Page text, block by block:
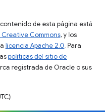
de esta página está
Commons, y los
licencia Apache 2.0. Para
políticas del sitio de
registrada de Oracle o sus